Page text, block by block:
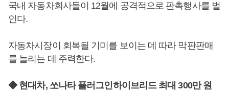
국내 자동차회사들이 12월에 공격적으로 판촉행사를 벌
인다.
자동차시장이 회복될 기미를 보이는 데 따라 막판판매
를 늘리는 데 주력한다.
◆ 현대차, 쏘나타 플러그인하이브리드 최대 300만 원